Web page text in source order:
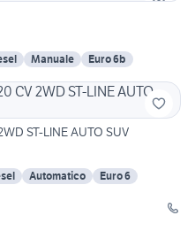
Manuale Euro 6b
ST-LINE AUTO SUV
Automatico
Euro 6